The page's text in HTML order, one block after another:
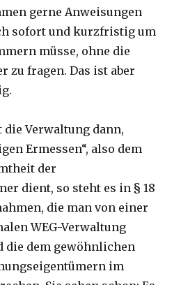
gerne Anweisungen
sofort und kurzfristig um
müsse, ohne die
zu fragen. Das ist aber
Verwaltung dann,
Ermessen“, also dem
der
dient, so steht es in § 18
die man von einer
WEG-Verwaltung
die dem gewöhnlichen
im